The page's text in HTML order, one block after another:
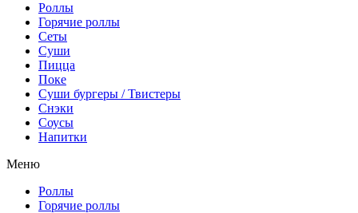
Роллы
Горячие роллы
Сеты
Суши
Пицца
Поке
Суши бургеры / Твистеры
Снэки
Соусы
Напитки
Меню
Роллы
Горячие роллы